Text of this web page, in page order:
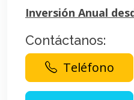
Inversión Anual
Contáctanos:
Teléfono